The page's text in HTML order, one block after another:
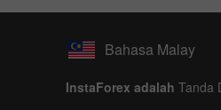
Bahasa Malay
InstaForex adalah Tanda